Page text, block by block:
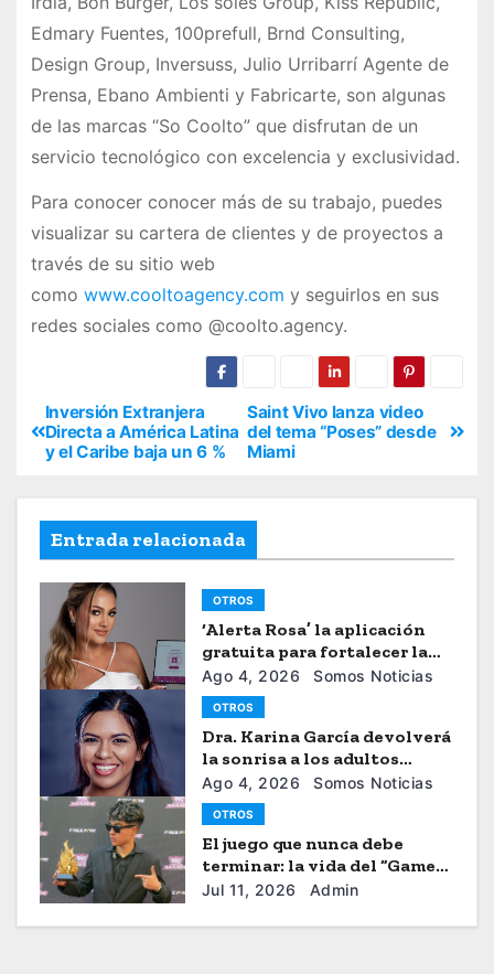
Edmary Fuentes, 100prefull, Brnd Consulting,
Design Group, Inversuss, Julio Urribarrí Agente de
Prensa, Ebano Ambienti y Fabricarte, son algunas
de las marcas “So Coolto” que disfrutan de un
servicio tecnológico con excelencia y exclusividad.
Para conocer conocer más de su trabajo, puedes
visualizar su cartera de clientes y de proyectos a
través de su sitio web
como www.cooltoagency.com y seguirlos en sus
redes sociales como @coolto.agency.
Saint Vivo lanza video
del tema “Poses” desde
Miami
Inversión Extranjera
Directa a América Latina
y el Caribe baja un 6 %
Entrada relacionada
OTROS
‘Alerta Rosa’ la aplicación
gratuita para fortalecer la
seguiridad de las mujeres
Ago 4, 2026 Somos Noticias
OTROS
Dra. Karina García devolverá
la sonrisa a los adultos
mayores
Ago 4, 2026 Somos Noticias
OTROS
El juego que nunca debe
terminar: la vida del “Gamer”
Brayhan Crazzy
Jul 11, 2026 Admin